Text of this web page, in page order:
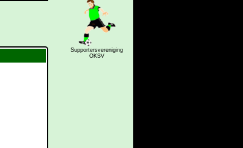
Supportersvereniging
OKSV